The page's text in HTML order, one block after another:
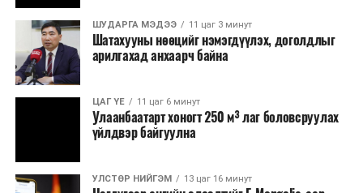
онд зохион байгуулагдсан. Түүнээс хойш жил бүр
тасралтгүй зохион байгуулагдаж ирсэн бөгөөд АНУ-
ын Эх орончдын өдөрт зориулан дөрөвдүгээр сарын
гурав дахь Даваа гаригт уламжлал болгон явуулдаг.
Олон улсын марафоны тэмцээнүүд дундаас нэр
хүндээрээ тэргүүлэх энэхүү уралдаанд оролцохын
тулд гүйгчид тодорхой босго хугацаа давсан байх
шаардлагатай нь онцлог юм.
ШУДАРГА МЭДЭЭ 11 цаг 3 минут
Шатахууны нөөцийг нэмэгдүүлэх, доголдлыг
арилгахад анхаарч байна
ЦАГ ҮЕ 11 цаг 6 минут
Улаанбаатарт хоногт 250 м³ лаг боловсруулах
үйлдвэр байгуулна
УЛСТӨР НИЙГЭМ 13 цаг 16 минут